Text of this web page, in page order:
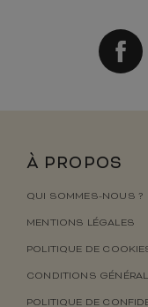
À PROPOS
QUI SOMMES-NOUS ?
MENTIONS LÉGALES
POLITIQUE DE
CONDITIONS
POLITIQUE DE